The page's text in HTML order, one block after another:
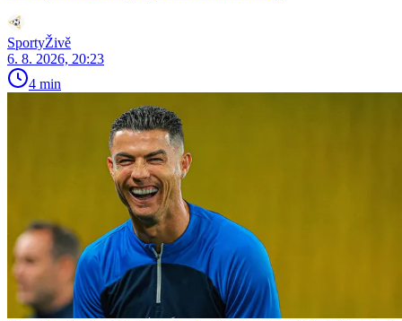
SportyŽivě
6. 8. 2026, 20:23
4 min